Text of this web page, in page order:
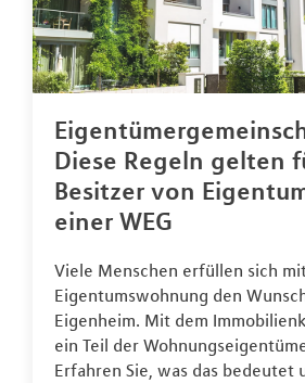
Diese Regeln gelten
Besitzer von
einer WEG
Viele Menschen erfüllen sich
Eigentumswohnung den
Eigenheim. Mit dem
ein Teil der
Erfahren Sie, was das bedeutet